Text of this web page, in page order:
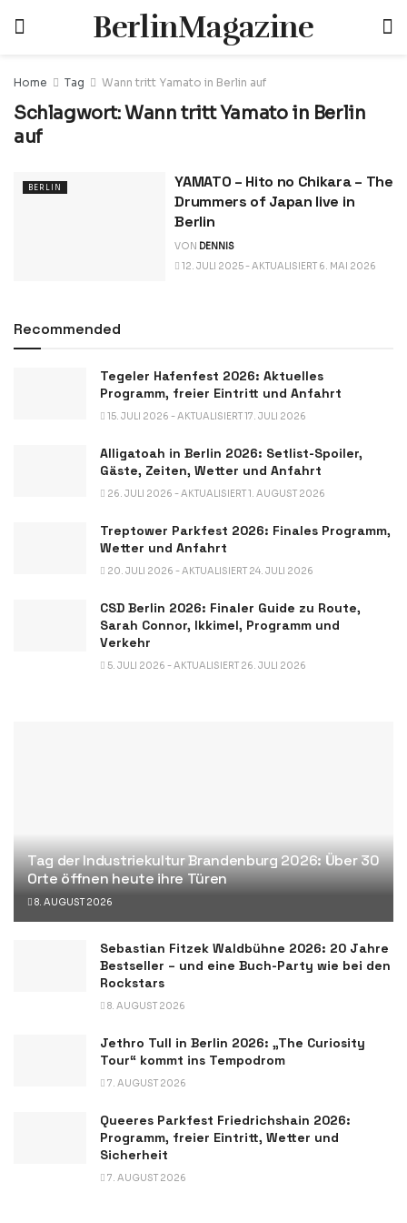
BerlinMagazine
Home Tag Wann tritt Yamato in Berlin auf
Schlagwort:Wann tritt Yamato in Berlin
auf
BERLIN
YAMATO – Hito no Chikara – The
Drummers of Japan live in
Berlin
VON DENNIS
12. JULI 2025 - AKTUALISIERT 6. MAI 2026
Recommended
Tegeler Hafenfest 2026: Aktuelles
Programm, freier Eintritt und Anfahrt
15. JULI 2026 - AKTUALISIERT 17. JULI 2026
Alligatoah in Berlin 2026: Setlist-Spoiler,
Gäste, Zeiten, Wetter und Anfahrt
26. JULI 2026 - AKTUALISIERT 1. AUGUST 2026
Treptower Parkfest 2026: Finales Programm,
Wetter und Anfahrt
20. JULI 2026 - AKTUALISIERT 24. JULI 2026
CSD Berlin 2026: Finaler Guide zu Route,
Sarah Connor, Ikkimel, Programm und
Verkehr
5. JULI 2026 - AKTUALISIERT 26. JULI 2026
Tag der Industriekultur Brandenburg 2026: Über 30
Orte öffnen heute ihre Türen
8. AUGUST 2026
Sebastian Fitzek Waldbühne 2026: 20 Jahre
Bestseller – und eine Buch-Party wie bei den
Rockstars
8. AUGUST 2026
Jethro Tull in Berlin 2026: „The Curiosity
Tour“ kommt ins Tempodrom
7. AUGUST 2026
Queeres Parkfest Friedrichshain 2026:
Programm, freier Eintritt, Wetter und
Sicherheit
7. AUGUST 2026